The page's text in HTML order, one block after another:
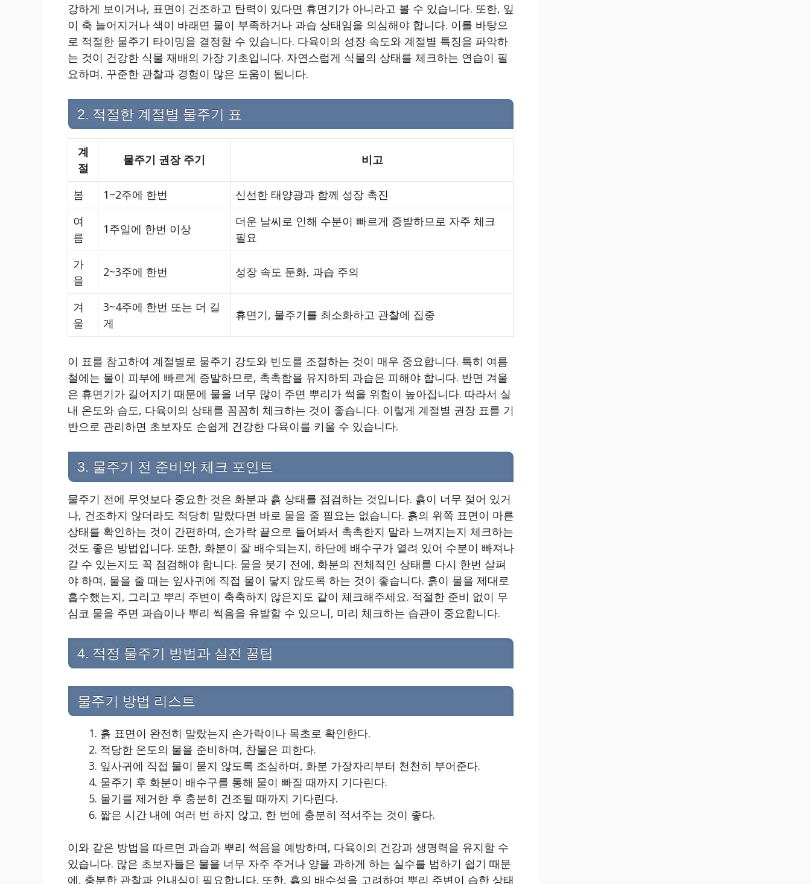
강하게 보이거나, 표면이 건조하고 탄력이 있다면 휴면기가 아니라고 볼 수 있습니다. 또한, 잎
이 축 늘어지거나 색이 바래면 물이 부족하거나 과습 상태임을 의심해야 합니다. 이를 바탕으
로 적절한 물주기 타이밍을 결정할 수 있습니다. 다육이의 성장 속도와 계절별 특징을 파악하
는 것이 건강한 식물 재배의 가장 기초입니다. 자연스럽게 식물의 상태를 체크하는 연습이 필
요하며, 꾸준한 관찰과 경험이 많은 도움이 됩니다.
2. 적절한 계절별 물주기 표
계
절
물주기 권장 주기 비고
봄 1~2주에 한번
신선한 태양광과 함께 성장 촉진
여
름
1주일에 한번 이상
더운 날씨로 인해 수분이 빠르게 증발하므로 자주 체크
필요
가
을
2~3주에 한번 성장 속도 둔화, 과습 주의
겨
울
3~4주에 한번 또는 더 길
게
휴면기, 물주기를 최소화하고 관찰에 집중
이 표를 참고하여 계절별로 물주기 강도와 빈도를 조절하는 것이 매우 중요합니다. 특히 여름
철에는 물이 피부에 빠르게 증발하므로, 촉촉함을 유지하되 과습은 피해야 합니다. 반면 겨울
은 휴면기가 길어지기 때문에 물을 너무 많이 주면 뿌리가 썩을 위험이 높아집니다. 따라서 실
내 온도와 습도, 다육이의 상태를 꼼꼼히 체크하는 것이 좋습니다. 이렇게 계절별 권장 표를 기
반으로 관리하면 초보자도 손쉽게 건강한 다육이를 키울 수 있습니다.
3. 물주기 전 준비와 체크 포인트
물주기 전에 무엇보다 중요한 것은 화분과 흙 상태를 점검하는 것입니다. 흙이 너무 젖어 있거
나, 건조하지 않더라도 적당히 말랐다면 바로 물을 줄 필요는 없습니다. 흙의 위쪽 표면이 마른
상태를 확인하는 것이 간편하며, 손가락 끝으로 들어봐서 촉촉한지 말라 느껴지는지 체크하는
것도 좋은 방법입니다. 또한, 화분이 잘 배수되는지, 하단에 배수구가 열려 있어 수분이 빠져나
갈 수 있는지도 꼭 점검해야 합니다. 물을 붓기 전에, 화분의 전체적인 상태를 다시 한번 살펴
야 하며, 물을 줄 때는 잎사귀에 직접 물이 닿지 않도록 하는 것이 좋습니다. 흙이 물을 제대로
흡수했는지, 그리고 뿌리 주변이 축축하지 않은지도 같이 체크해주세요. 적절한 준비 없이 무
심코 물을 주면 과습이나 뿌리 썩음을 유발할 수 있으니, 미리 체크하는 습관이 중요합니다.
4. 적정 물주기 방법과 실전 꿀팁
물주기 방법 리스트
흙 표면이 완전히 말랐는지 손가락이나 목초로 확인한다.
적당한 온도의 물을 준비하며, 찬물은 피한다.
잎사귀에 직접 물이 묻지 않도록 조심하며, 화분 가장자리부터 천천히 부어준다.
물주기 후 화분이 배수구를 통해 물이 빠질 때까지 기다린다.
물기를 제거한 후 충분히 건조될 때까지 기다린다.
짧은 시간 내에 여러 번 하지 않고, 한 번에 충분히 적셔주는 것이 좋다.
이와 같은 방법을 따르면 과습과 뿌리 썩음을 예방하며, 다육이의 건강과 생명력을 유지할 수
있습니다. 많은 초보자들은 물을 너무 자주 주거나 양을 과하게 하는 실수를 범하기 쉽기 때문
에, 충분한 관찰과 인내심이 필요합니다. 또한, 흙의 배수성을 고려하여 뿌리 주변이 습한 상태